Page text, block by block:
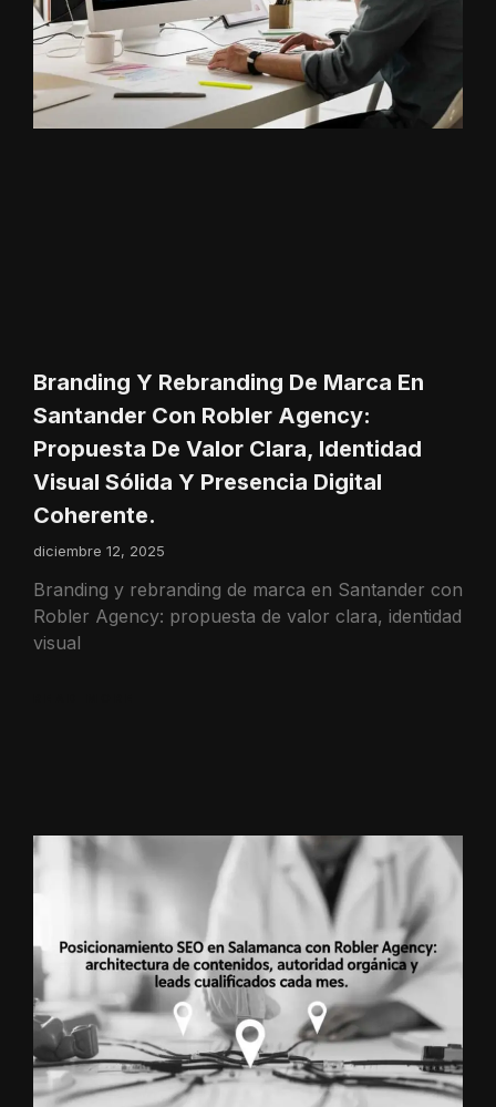
Branding Y Rebranding De Marca En
Santander Con Robler Agency:
Propuesta De Valor Clara, Identidad
Visual Sólida Y Presencia Digital
Coherente.
diciembre 12, 2025
Branding y rebranding de marca en Santander con
Robler Agency: propuesta de valor clara, identidad
visual